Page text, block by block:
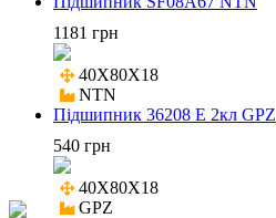
1181 грн
40X80X18
NTN
Підшипник 36208 Е 2кл GPZ
540 грн
40X80X18
GPZ